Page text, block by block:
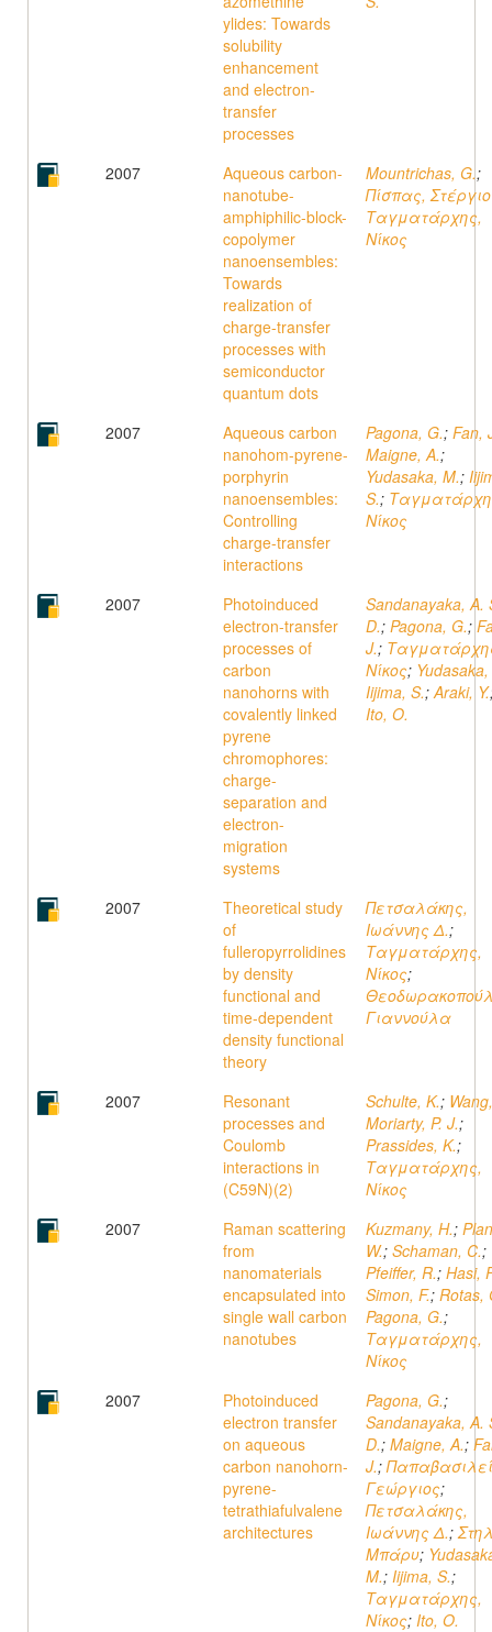
ylides: Towards
solubility
enhancement
and electron-
transfer
processes
2007
Aqueous carbon-
nanotube-
amphiphilic-block-
copolymer
nanoensembles:
Towards
realization of
charge-transfer
processes with
semiconductor
quantum dots
Mountrichas, G.;
Πίσπας,
Ταγματάρχης,
Νίκος
2007
Aqueous carbon
nanohom-pyrene-
porphyrin
nanoensembles:
Controlling
charge-transfer
interactions
Pagona, G.; Fan,
Maigne, A.;
Yudasaka, M.;
S.;
Νίκος
2007
Photoinduced
electron-transfer
processes of
carbon
nanohorns with
covalently linked
pyrene
chromophores:
charge-
separation and
electron-
migration
systems
Sandanayaka, A.
D.; Pagona, G.;
J.;
Νίκος;
Iijima, S.;Araki, Y.
Ito, O.
2007
Theoretical study
of
fulleropyrrolidines
by density
functional and
time-dependent
density functional
theory
Πετσαλάκης,
Ιωάννης Δ.;
Ταγματάρχης,
Νίκος;
Γιαννούλα
2007
Resonant
processes and
Coulomb
interactions in
(C59N)(2)
Schulte, K.;
Moriarty, P. J.;
Prassides, K.;
Ταγματάρχης,
Νίκος
2007
Raman scattering
from
nanomaterials
encapsulated into
single wall carbon
nanotubes
Kuzmany, H.;
W.; Schaman, C.;
Pfeiffer, R.; Hasi,
Simon, F.; Rotas,
Pagona, G.;
Ταγματάρχης,
Νίκος
2007
Photoinduced
electron transfer
on aqueous
carbon nanohorn-
pyrene-
tetrathiafulvalene
architectures
Pagona, G.;
Sandanayaka, A.
D.; Maigne, A.;
J.;
Γεώργιος;
Πετσαλάκης,
Ιωάννης Δ.;
Μπάρυ;
M.; Iijima, S.;
Ταγματάρχης,
Νίκος; Ito, O.